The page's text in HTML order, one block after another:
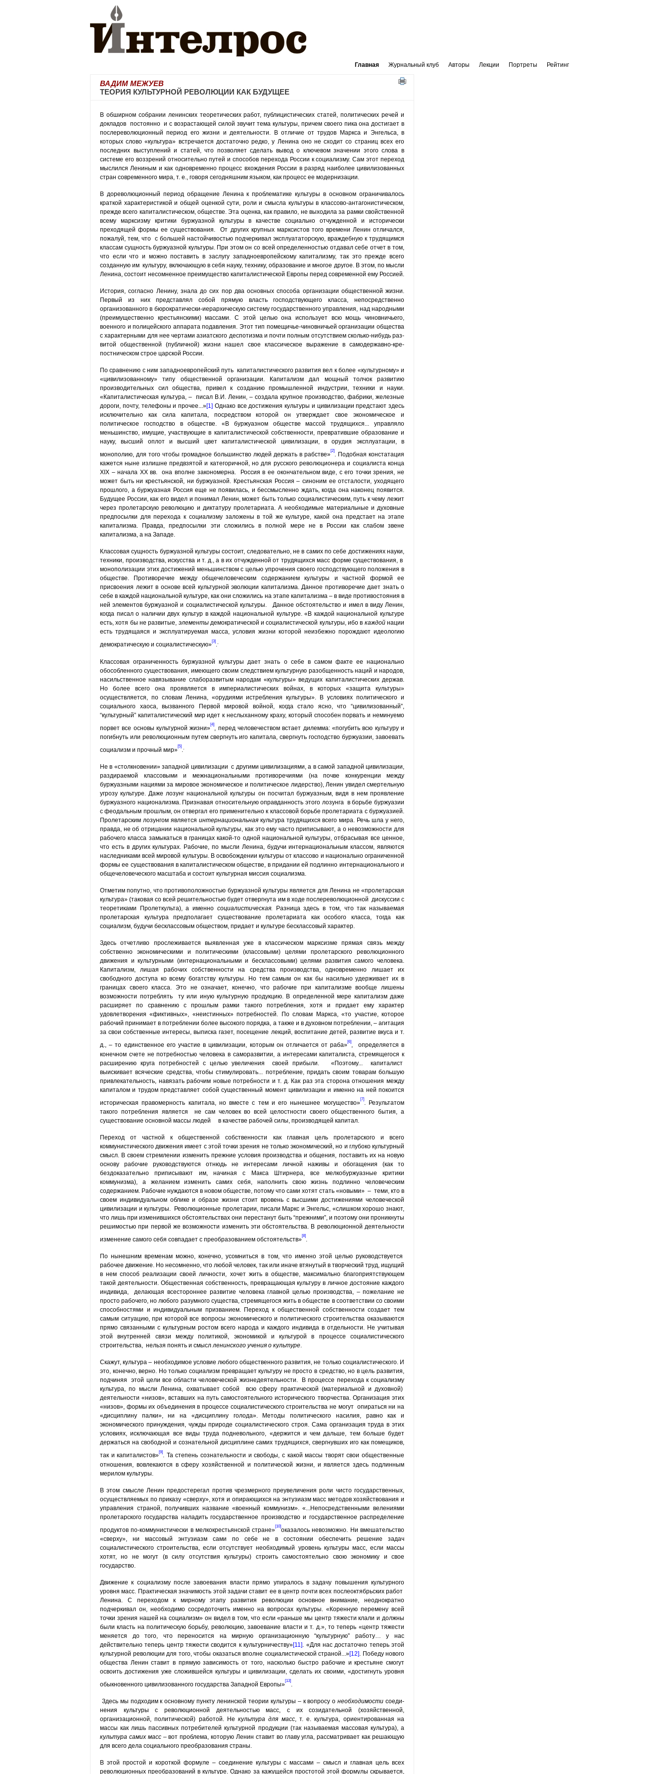
Главная Журнальный клуб Авторы Лекции Портреты Рейтинг
ВАДИМ МЕЖУЕВ
ТЕОРИЯ КУЛЬТУРНОЙ РЕВОЛЮЦИИ КАК БУДУЩЕЕ
В обширном собрании ленинских теоретических работ, публицистических статей, политических речей и
докладов постоянно и с возрастающей силой звучит тема культуры, причем своего пика она достигает в
послереволюционный период его жизни и деятельности. В отличие от трудов Маркса и Энгельса, в
которых слово «культура» встречается достаточно редко, у Ленина оно не сходит со страниц всех его
последних выступлений и статей, что позволяет сделать вывод о ключевом значении этого слова в
системе его воззрений относительно путей и способов перехода России к социализму. Сам этот переход
мыслился Лениным и как одновременно процесс вхождения России в разряд наиболее цивилизованных
стран современного мира, т. е., говоря сегодняшним языком, как процесс ее модернизации.
В дореволюционный период обращение Ленина к проблематике культуры в основном ограничивалось
краткой характеристикой и общей оценкой сути, роли и смысла культуры в классово-антагонистическом,
прежде всего капиталистическом, обществе. Эта оценка, как правило, не выходила за рамки свойственной
всему марксизму критики буржуазной культуры в качестве социально отчужденной и исторически
преходящей формы ее существования. От других крупных марксистов того времени Ленин отличался,
пожалуй, тем, что с большей настойчивостью подчеркивал эксплуататорскую, враждебную к трудящимся
классам сущность буржуазной культуры. При этом он со всей определенностью отдавал себе отчет в том,
что если что и можно поставить в заслугу западноевропейскому капитализму, так это прежде всего
созданную им культуру, включающую в себя науку, технику, образование и многое другое. В этом, по мысли
Ленина, состоит несомненное преимущество капиталистической Европы перед современной ему Россией.
История, согласно Ленину, знала до сих пор два основных способа организации общественной жизни.
Первый из них представлял собой прямую власть господствующего класса, непосредственно
организованного в бюрократически-иерархическую си­стему государственного управления, над народными
(преимущественно крестьянскими) массами. С этой целью она использует всю мощь чиновничьего,
военного и поли­цейского аппарата подавления. Этот тип помещичье-чиновничьей организации общества
с характерными для нее чертами азиатского деспо­тизма и почти полным отсутствием сколько-нибудь раз­
витой общественной (публичной) жизни на­шел свое классическое выражение в самодержавно-кре­
постническом строе царской России.
По сравнению с ним западноевропейский путь капиталистического развития вел к более «куль­турному» и
«цивилизованному» типу обществен­ной организации. Капитализм дал мощный толчок раз­витию
производительных сил общества, привел к созданию промышлен­ной индустрии, техники и науки.
«Капиталистическая культура, – писал В.И. Ленин, – создала крупное про­изводство, фабрики, железные
дороги, почту, телефоны и прочее...»[1] Однако все достижения куль­туры и цивилизации предстают здесь
исключительно как сила капитала, посредством которой он утверж­дает свое экономическое и
политическое господство в обществе. «В буржуазном обществе массой трудящих­ся... управляло
меньшинство, имущие, участвующие в капиталистической собственности, превратившие обра­зование и
науку, высший оплот и высший цвет капита­листической цивилизации, в орудия эксплуатации, в
монополию, для того чтобы громадное большинство людей держать в рабстве»
[2]
. Подобная констатация
кажется ныне излишне предвзятой и категоричной, но для русского революционера и социалиста конца
ХIХ – начала ХХ вв. она вполне закономерна. Россия в ее окончательном виде, с его точки зрения, не
может быть ни крестьянской, ни буржуазной. Крестьянская Россия – синоним ее отсталости, уходящего
прошлого, а буржуазная Россия еще не появилась, и бессмысленно ждать, когда она наконец появится.
Будущее России, как его видел и понимал Ленин, может быть только социалистическим, путь к чему лежит
через пролетарскую революцию и диктатуру пролетариата. А необходимые материальные и духовные
предпосылки для перехода к социализму заложены в той же культуре, какой она предстает на этапе
капитализма. Правда, предпосылки эти сложились в полной мере не в России как слабом звене
капитализма, а на Западе.
Классовая сущность буржуазной культуры состоит, следовательно, не в самих по себе достижениях науки,
техники, производства, искусства и т. д., а в их отчужденной от трудящихся масс форме существования, в
монополизации этих достижений меньшинством с целью упрочения своего господствующего положения в
обществе. Противоречие между общечеловеческим содержанием культуры и частной формой ее
присвоения лежит в основе всей культурной эволюции капитализма. Данное противоречие дает знать о
себе в каждой национальной культуре, как они сложились на этапе капитализма – в виде противостояния в
ней элементов буржуазной и социалистической культуры. Данное обстоятельство и имел в виду Ленин,
когда писал о наличии двух культур в каждой национальной культуре. «В каждой национальной культуре
есть, хотя бы не развитые, элементыдемокра­тической и социалистической культуры, ибо в каждойнации
есть трудящаяся и эксплуатируемая масса, усло­вия жизни которой неизбежно порождают идеологию
демократическую и социалистическую»
[3]
..
Классовая ограниченность буржуазной культуры дает знать о себе в самом факте ее национально
обособленного существования, имеющего своим следствием культурную разобщен­ность наций и народов,
насильственное навязыва­ние слаборазвитым народам «культуры» ведущих капиталистических держав.
Но более всего она проявляется в империалистических войнах, в которых «защита культуры»
осуществляется, по словам Ленина, «орудиями истребления культуры». В условиях политического и
социального хаоса, вызванного Первой мировой войной, когда стало ясно, что “цивилизованный”,
“культурный” капиталистический мир идет к неслыханному краху, который способен порвать и неминуемо
порвет все основы культурной жизни»
[4]
, перед человечеством встает дилемма: «погубить всю культуру и
погибнуть или революционным путем свергнуть иго капитала, свергнуть господство буржуазии, завоевать
социализм и прочный мир»
[5]
..
Не в «столкновении» западной цивилизации с другими цивилизациями, а в самой западной цивилизации,
раздираемой классовыми и межнациональными противоречиями (на почве конкуренции между
буржуазными нациями за мировое экономическое и политическое лидерство), Ленин увидел смертельную
угрозу культуре. Даже лозунг национальной культуры он посчитал буржуазным, видя в нем проявление
буржуазного национализма. Признавая относительную оправданность этого лозунга в борьбе буржуазии
с феодальным прошлым, он отвергал его применительно к классовой борьбе пролетариата с буржуазией.
Пролетарским лозунгом является интернациональная культура трудящихся всего мира. Речь шла у него,
правда, не об отрицании национальной культуры, как это ему часто приписывают, а о невозможности для
рабочего класса замыкаться в границах какой-то одной национальной культуры, отбрасывая все ценное,
что есть в других культурах. Рабочие, по мысли Ленина, будучи интернациональным классом, являются
наследниками всей мировой культуры. В освобождении культуры от классово и национально ограниченной
формы ее существования в капиталистическом обществе, в придании ей подлинно интернационального и
общечеловеческого масштаба и со­стоит культурная миссия социализма.
Отметим попутно, что противоположностью буржуазной культуры является для Ленина не «пролетарская
культура» (таковая со всей решительностью будет отвергнута им в ходе послереволюционной дискуссии с
теоретиками Пролеткульта), а именно социалистическая.
Разница здесь в том, что так называемая
пролетарская культура предполагает существование пролетариата как особого класса, тогда как
социализм, будучи бесклассовым обществом, придает и культуре бесклассовый характер.
Здесь отчетливо прослеживается выявленная уже в классическом марксизме прямая связь между
собственно экономическими и по­литическими (классовыми) целями пролетарского революционного
движения и культурными (интернациональными и бесклассовыми) целями развития самого человека.
Капитализм, ли­шая рабочих собственности на средства производства, одновременно ли­шает их
свободного доступа ко всему богатству культуры. Но тем самым он как бы насильно удерживает их в
границах своего класса. Это не означает, конеч­но, что рабочие при капитализме вообще лишены
возможности потреб­лять ту или иную культурную продукцию. В определенной мере капитализм даже
расширяет по сравнению с прошлым рамки такого потребления, хотя и придает ему характер
удовлетворения «фиктивных», «неистинных» потребностей. По словам Маркса, «то уча­стие, которое
рабочий принимает в потреблении более высокого порядка, а также и в духовном потреблении, – агитация
за свои собственные интересы, выписка газет, посещение лекций, воспитание детей, развитие вкуса и т.
д., – то единственное его участие в цивилизации, ко­торым он отличается от раба»
[6]
,
определяется в
конеч­ном счете не потребностью человека в само­развитии, а интересами капиталиста, стремящегося к
расширению круга потребностей с целью увели­чения своей прибыли. «Поэтому... капиталист
выискивает всяческие средства, чтобы стимулировать... потребление, придать своим товарам большую
привлекательность, на­вязать рабочим новые потребности и т. д. Как раз эта сторона отношения между
капиталом и трудом пред­ставляет собой существенный момент цивилизации и именно на ней покоится
историческая правомерность капитала, но вместе с тем и его нынешнее могуще­ство»
[7]
. Результатом
такого потребления является не сам человек во всей целостности своего общественного бытия, а
существование основной массы людей в качестве рабочей силы, производящей капитал.
Переход от частной к общественной собственности как главная цель пролетарского и всего
коммунистического движения имеет с этой точки зрения не толь­ко экономический, но и глубоко культурный
смысл. В своем стремлении изменить прежние условия производства и общения, поставить их на новую
основу рабочие ру­ководствуются отнюдь не интересами личной наживы и обога­щения (как то
бездоказательно приписывают им, начиная с Макса Штирнера, все мелкобуржуазные кри­тики
коммунизма), а желанием изменить самих себя, наполнить свою жизнь подлинно челове­ческим
содержанием. Рабочие нуждаются в новом обществе, потому что сами хотят стать «новыми» – теми, кто в
своем индивидуальном обли­ке и образе жизни стоит вровень с высшими достижениями человеческой
цивилизации и культуры. Революционные пролетарии, писали Маркс и Энгельс, «слишком хорошо знают,
что лишь при изменившихся обстоятельствах они перестанут быть “прежними”, и поэтому они проникнуты
решимостью при первой же возможности изменить эти обстоятель­ства. В революционной деятельности
изменение самого себя совпадает с преобразованием обстоятельств»
[8]
.
По нынешним временам можно, конечно, усомниться в том, что именно этой целью руководствуется
рабочее движение. Но несомненно, что любой человек, так или иначе втянутый в творческий труд, ищущий
в нем способ реализации своей личности, хочет жить в обществе, максимально благоприятствующем
такой деятельности. Общественная собственность, превращающая культуру в личное достояние каждого
индивида, делающая всестороннее развитие человека главной целью производства, – пожелание не
просто рабочего, но любого разумного существа, стремящегося жить в обществе в соответствии со своими
способностями и индивидуальным призванием. Переход к общественной собственности создает тем
самым ситуацию, при которой все во­просы экономического и политического строительства оказываются
прямо связанными с культурным ростом всего народа и каждого индивида в отдельности. Не учитывая
этой внутренней связи между политикой, экономикой и культурой в процессе социалистического
строительства, нельзя понять и смыслленинского учения о куль­туре.
Скажут, культура – необходимое условие любого общественного развития, не только социалистического. И
это, конечно, верно. Но только социализм превращает культуру не просто в средство, но в цель развития,
подчиняя этой цели все области человеческой жизнедеятельности. В процессе перехода к социализму
культура, по мысли Ленина, охватывает собой всю сферу практической (материальной и духовной)
деятельности «низов», вставших на путь самостоятельного исторического творчества. Организация этих
«низов», формы их объединения в процессе социалистического строительства не могут опираться ни на
«дис­циплину палки», ни на «дисциплину голода». Методы политического насилия, равно как и
экономического принужде­ния, чужды природе социали­стического строя. Сама организация труда в этих
условиях, исключающая все виды труда подневольного, «держится и чем дальше, тем больше будет
держаться на свободной и сознательной дисцип­лине самих трудящихся, свергнувших иго как помещи­ков,
так и капиталистов»
[9]
. Та степень сознательности и свободы, с какой массы творят свои общественные
отноше­ния, вовлекаются в сферу хозяйственной и политиче­ской жизни, и является здесь подлинным
мерилом культуры.
В этом смысле Ленин пред­остерегал против чрезмерного преувеличения роли чи­сто государственных,
осуществляемых по приказу «сверху», хотя и опирающихся на энтузиазм масс методов хозяйствования и
управления страной, получивших название «военный коммунизм». «...Непо­средственными велениями
пролетарского государства наладить государственное производство и государствен­ное распределение
продуктов по-коммунистически в мелкокрестьянской стране»
[10]
оказалось невозможно. Ни вмешательство
«сверху», ни массовый энтузиазм сами по себе не в состоя­нии обеспечить решение задач
социалистического строительства, если отсутствует необходимый уровень культуры масс, если массы
хотят, но не могут (в силу отсутствия культуры) строить самостоятельно свою экономику и свое
государство.
Движение к социализму после завоевания власти прямо упиралось в задачу повышения культурного
уровня масс. Практическая значимость этой задачи ставит ее в центр почти всех послеоктябрьских работ
Ле­нина. С переходом к мирному этапу развития револю­ции основное внимание, неоднократно
подчеркивал он, необходимо сосредоточить именно на вопросах культуры. «Коренную перемену всей
точки зрения нашей на социализм» он видел в том, что если «раньше мы центр тяжести клали и должны
были класть на политическую борьбу, революцию, завоева­ние власти и т. д.», то теперь «центр тяжести
меняется до того, что переносится на мирную организационную “культурную” работу… у нас
действительно теперь центр тяжести сводится к культурничеству»[11]. «Для нас достаточно теперь этой
культурной револю­ции для того, чтобы оказаться вполне социалистической страной...»[12]. Победу нового
общества Ленин ставит в прямую зависимость от того, насколько быстро рабочие и крестьяне смогут
освоить достижения уже сложившейся культуры и цивилизации, сделать их своими, «достигнуть уровня
обыкновенного цивилизованного государства Западной Европы»
[13]
.
Здесь мы подходим к основному пункту ленинской теории культуры – к вопросу онеобходимостисоеди­
нения культуры с революционной деятельностью масс, с их созидательной (хозяйственной,
организационной, политической) работой. Некультура для масс, т. е. культура, ориентированная на
массы как лишь пассивных потребителей культурной продукции (так называемая массовая культура), а
культура самих масс– вот проблема, которую Ленин ставит во главу угла, рассматривает как решающую
для всего дела социального преобразования страны.
В этой простой и короткой формуле – соединение культуры с массами – смысл и главная цель всех
революционных преобразований в культуре. Однако за кажущейся про­стотой этой формулы скрывается,